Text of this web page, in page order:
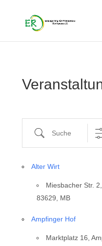
Suche
Alter Wirt
Miesbacher Str.
83629, MB
Ampfinger Hof
Marktplatz 16,